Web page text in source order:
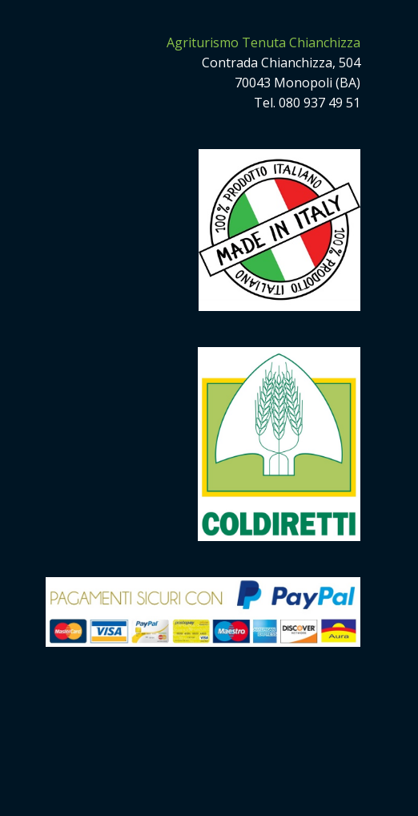
Agriturismo Tenuta Chianchizza
Contrada Chianchizza, 504
70043 Monopoli (BA)
Tel. 080 937 49 51